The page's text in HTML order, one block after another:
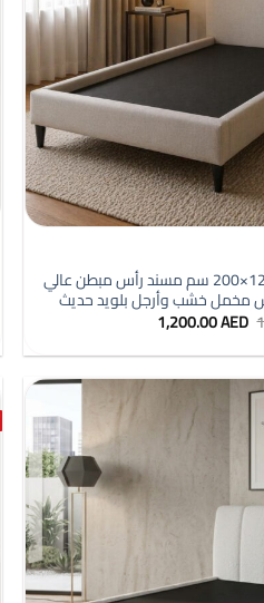
+
سرير سنجل 120×200 سم مسند رأس مبطن عالي
مخمل خشب وأرجل بلويد حديث
السعر
الأصلي
هو:
1,379.99 AED.
1,200.00AED السعر
هو:
1,200.00 AED.